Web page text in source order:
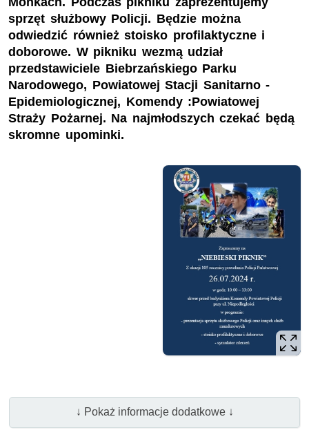
sprzęt służbowy Policji. Będzie można
odwiedzić również stoisko profilaktyczne i
doborowe. W pikniku wezmą udział
przedstawiciele Biebrzańskiego Parku
Narodowego, Powiatowej Stacji Sanitarno -
Epidemiologicznej, Komendy :Powiatowej
Straży Pożarnej. Na najmłodszych czekać będą
skromne upominki.
↓ Pokaż informacje dodatkowe ↓